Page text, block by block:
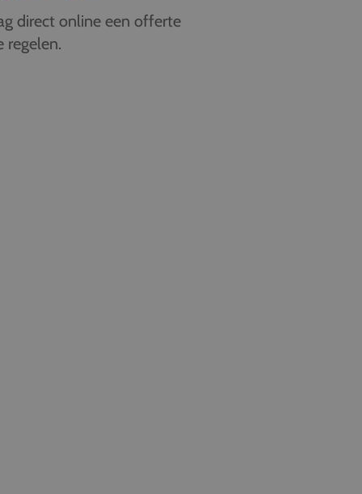
direct online een offerte
regelen.